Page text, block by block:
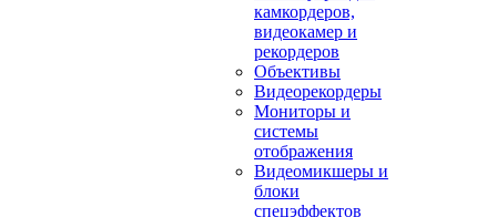
камкордеров,
видеокамер и
рекордеров
Объективы
Видеорекордеры
Мониторы и
системы
отображения
Видеомикшеры и
блоки
спецэффектов